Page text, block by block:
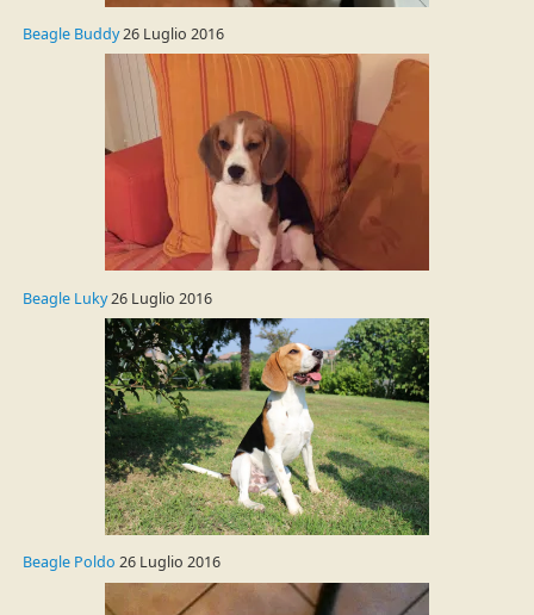
Beagle Buddy26 Luglio 2016
Beagle Luky26 Luglio 2016
Beagle Poldo 26 Luglio 2016